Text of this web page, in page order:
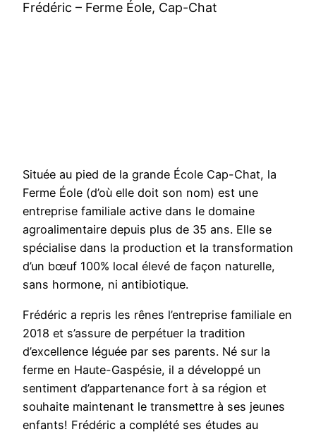
Frédéric – Ferme Éole, Cap-Chat
Située au pied de la grande École Cap-Chat, la
Ferme Éole (d’où elle doit son nom) est une
entreprise familiale active dans le domaine
agroalimentaire depuis plus de 35 ans. Elle se
spécialise dans la production et la transformation
d’un bœuf 100% local élevé de façon naturelle,
sans hormone, ni antibiotique.
Frédéric a repris les rênes l’entreprise familiale en
2018 et s’assure de perpétuer la tradition
d’excellence léguée par ses parents. Né sur la
ferme en Haute-Gaspésie, il a développé un
sentiment d’appartenance fort à sa région et
souhaite maintenant le transmettre à ses jeunes
enfants! Frédéric a complété ses études au